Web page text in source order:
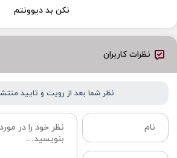
نکن بد دیوونتم
نظرات کاربران
نظر شما بعد از رویت و تایید